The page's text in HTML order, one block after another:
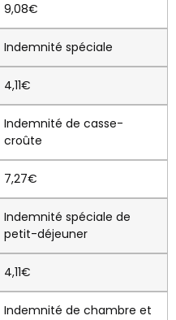
9,08€
Indemnité spéciale
4,11€
Indemnité de casse-
croûte
7,27€
Indemnité spéciale de
petit-déjeuner
4,11€
Indemnité de chambre et